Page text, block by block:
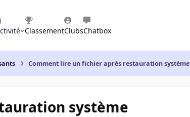
ClassementClubsChatbox
Comment lire un fichier après restauration système
système